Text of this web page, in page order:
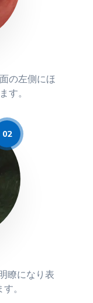
の左側にほ
す。
瞭になり表
。